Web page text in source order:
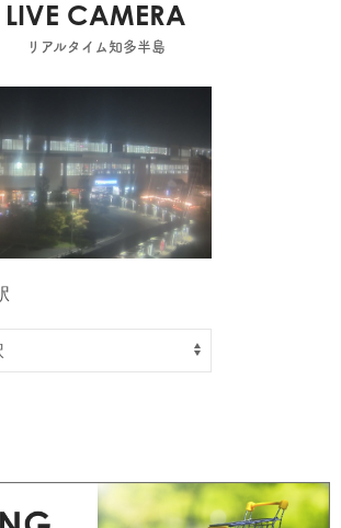
LIVE CAMERA
リアルタイム知多半島